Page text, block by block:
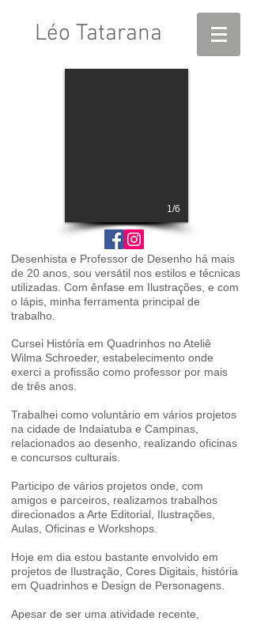
Léo Tatarana
1/6
Desenhista e Professor de Desenho há mais
de 20 anos, sou versátil nos estilos e técnicas
utilizadas. Com ênfase em Ilustrações, e com
o lápis, minha ferramenta principal de
trabalho.
Cursei História em Quadrinhos no Ateliê
Wilma Schroeder, estabelecimento onde
exerci a profissão como professor por mais
de três anos.
Trabalhei como voluntário em vários projetos
na cidade de Indaiatuba e Campinas,
relacionados ao desenho, realizando oficinas
e concursos culturais.
Participo de vários projetos onde, com
amigos e parceiros, realizamos trabalhos
direcionados a Arte Editorial, Ilustrações,
Aulas, Oficinas e Workshops.
Hoje em dia estou bastante envolvido em
projetos de Ilustração, Cores Digitais, história
em Quadrinhos e Design de Personagens.
Apesar de ser uma atividade recente,